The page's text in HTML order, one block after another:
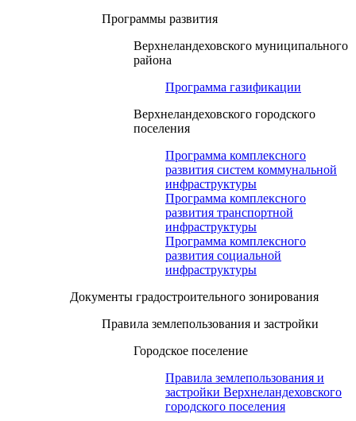
Программы развития
Верхнеландеховского муниципального
района
Программа газификации
Верхнеландеховского городского
поселения
Программа комплексного
развития систем коммунальной
инфраструктуры
Программа комплексного
развития транспортной
инфраструктуры
Программа комплексного
развития социальной
инфраструктуры
Документы градостроительного зонирования
Правила землепользования и застройки
Городское поселение
Правила землепользования и
застройки Верхнеландеховского
городского поселения